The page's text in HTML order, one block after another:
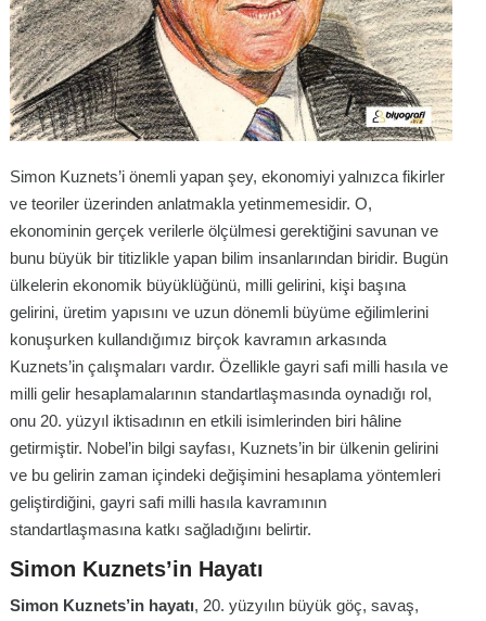
Simon Kuznets’i önemli yapan şey, ekonomiyi yalnızca fikirler
ve teoriler üzerinden anlatmakla yetinmemesidir. O,
ekonominin gerçek verilerle ölçülmesi gerektiğini savunan ve
bunu büyük bir titizlikle yapan bilim insanlarından biridir. Bugün
ülkelerin ekonomik büyüklüğünü, milli gelirini, kişi başına
gelirini, üretim yapısını ve uzun dönemli büyüme eğilimlerini
konuşurken kullandığımız birçok kavramın arkasında
Kuznets’in çalışmaları vardır. Özellikle gayri safi milli hasıla ve
milli gelir hesaplamalarının standartlaşmasında oynadığı rol,
onu 20. yüzyıl iktisadının en etkili isimlerinden biri hâline
getirmiştir. Nobel’in bilgi sayfası, Kuznets’in bir ülkenin gelirini
ve bu gelirin zaman içindeki değişimini hesaplama yöntemleri
geliştirdiğini, gayri safi milli hasıla kavramının
standartlaşmasına katkı sağladığını belirtir.
Simon Kuznets’in Hayatı
Simon Kuznets’in hayatı, 20. yüzyılın büyük göç, savaş,